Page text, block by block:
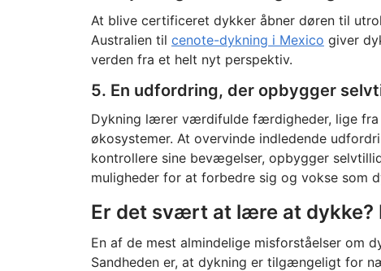
At blive certificeret dykker åbner døren til
Australien til cenote-dykning i Mexico giver
verden fra et helt nyt perspektiv.
5. En udfordring, der opbygger
Dykning lærer værdifulde færdigheder, lige fra
økosystemer. At overvinde indledende
kontrollere sine bevægelser, opbygger
muligheder for at forbedre sig og vokse som
Er det svært at lære at dykke?
En af de mest almindelige misforståelser om
Sandheden er, at dykning er tilgængeligt for